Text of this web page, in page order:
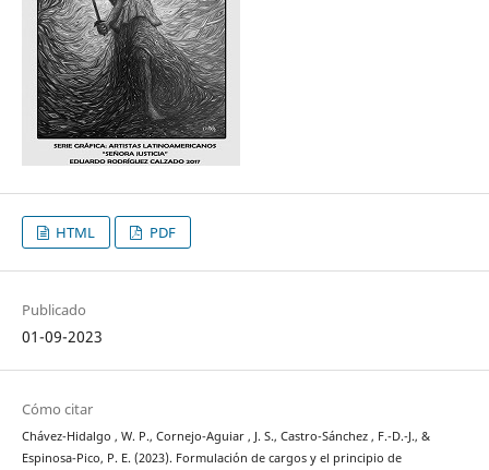
HTML PDF
Publicado
01-09-2023
Cómo citar
Chávez-Hidalgo , W. P., Cornejo-Aguiar , J. S., Castro-Sánchez , F.-D.-J., &
Espinosa-Pico, P. E. (2023). Formulación de cargos y el principio de